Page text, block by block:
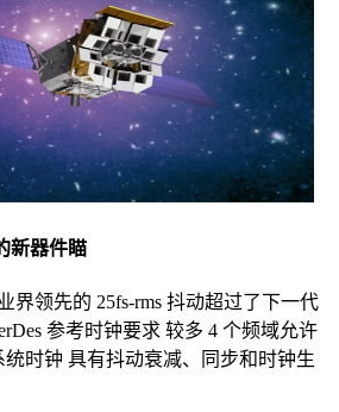
新器件瞄
界领先的 25fs-rms 抖动超过了下一代
参考时钟要求 较多 4 个频域允许
时钟 具有抖动衰减、同步和时钟生